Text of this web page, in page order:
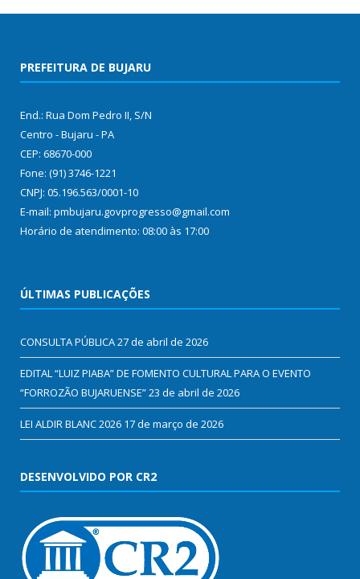
PREFEITURA DE BUJARU
End.: Rua Dom Pedro II, S/N
Centro - Bujaru - PA
CEP: 68670-000
Fone: (91) 3746-1221
CNPJ: 05.196.563/0001-10
E-mail: pmbujaru.govprogresso@gmail.com
Horário de atendimento: 08:00 às 17:00
ÚLTIMAS PUBLICAÇÕES
CONSULTA PÚBLICA27 de abril de 2026
EDITAL “LUIZ PIABA” DE FOMENTO CULTURAL PARA O EVENTO
“FORROZÃO BUJARUENSE”23 de abril de 2026
LEI ALDIR BLANC 2026 17 de março de 2026
DESENVOLVIDO POR CR2